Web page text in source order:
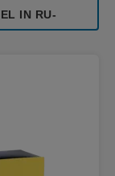
IN RU-